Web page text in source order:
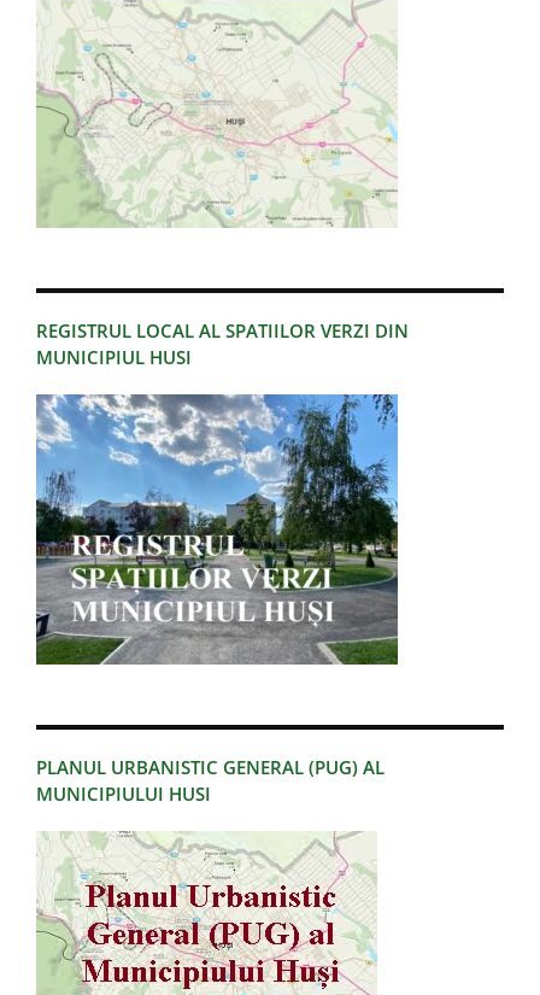
REGISTRUL LOCAL AL SPATIILOR VERZI DIN
MUNICIPIUL HUSI
PLANUL URBANISTIC GENERAL (PUG) AL
MUNICIPIULUI HUSI